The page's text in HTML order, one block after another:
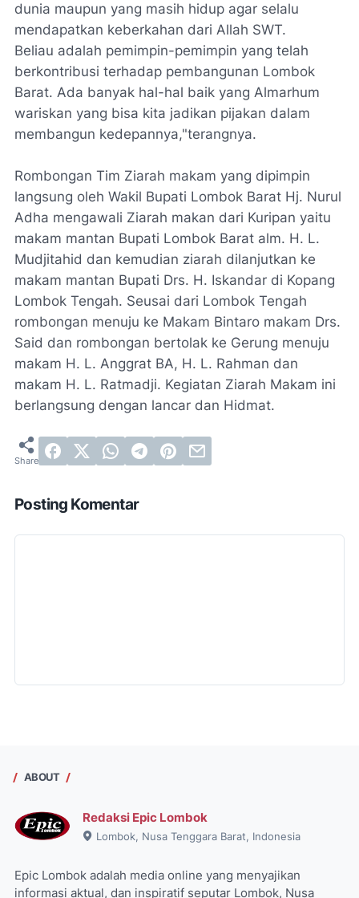
dunia maupun yang masih hidup agar selalu
mendapatkan keberkahan dari Allah SWT.
Beliau adalah pemimpin-pemimpin yang telah
berkontribusi terhadap pembangunan Lombok
Barat. Ada banyak hal-hal baik yang Almarhum
wariskan yang bisa kita jadikan pijakan dalam
membangun kedepannya,"terangnya.
Rombongan Tim Ziarah makam yang dipimpin
langsung oleh Wakil Bupati Lombok Barat Hj. Nurul
Adha mengawali Ziarah makan dari Kuripan yaitu
makam mantan Bupati Lombok Barat alm. H. L.
Mudjitahid dan kemudian ziarah dilanjutkan ke
makam mantan Bupati Drs. H. Iskandar di Kopang
Lombok Tengah. Seusai dari Lombok Tengah
rombongan menuju ke Makam Bintaro makam Drs.
Said dan rombongan bertolak ke Gerung menuju
makam H. L. Anggrat BA, H. L. Rahman dan
makam H. L. Ratmadji. Kegiatan Ziarah Makam ini
berlangsung dengan lancar dan Hidmat.
Posting Komentar
ABOUT
Redaksi Epic Lombok
Lombok, Nusa Tenggara Barat, Indonesia
Epic Lombok adalah media online yang menyajikan
informasi aktual, dan inspiratif seputar Lombok, Nusa